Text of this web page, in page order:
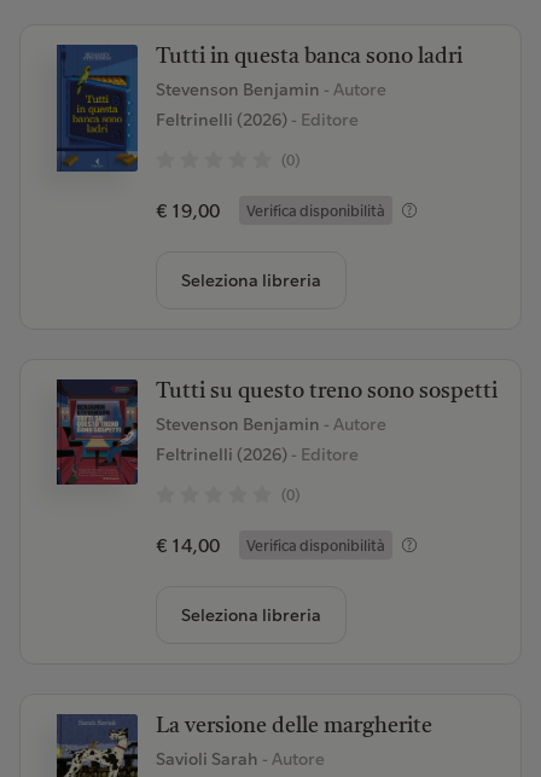
Tutti in questa banca sono ladri
Stevenson Benjamin - Autore
Feltrinelli (2026)- Editore
(0)
€ 19,00 Verifica disponibilità
Seleziona libreria
Tutti su questo treno sono sospetti
Stevenson Benjamin - Autore
Feltrinelli (2026)- Editore
(0)
€ 14,00 Verifica disponibilità
Seleziona libreria
La versione delle margherite
Savioli Sarah - Autore